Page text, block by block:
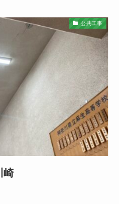
公共工事
崎